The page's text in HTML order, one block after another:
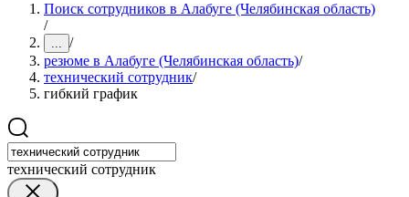
Поиск сотрудников в Алабуге (Челябинская область)
/
... /
резюме в Алабуге (Челябинская область)/
технический сотрудник/
гибкий график
технический сотрудник